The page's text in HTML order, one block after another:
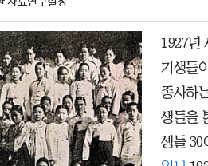
1927년
기생들
종사하
생들을
생들 30